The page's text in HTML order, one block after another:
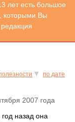
лет есть большое
которыми Вы
по дате
2007 года
назад она